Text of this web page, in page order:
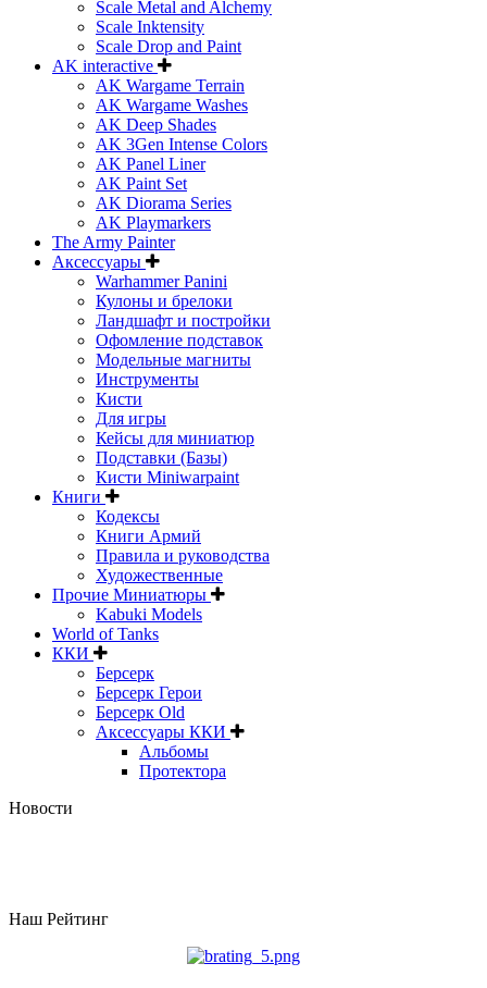
Scale Metal and Alchemy
Scale Inktensity
Scale Drop and Paint
AK interactive
AK Wargame Terrain
AK Wargame Washes
AK Deep Shades
AK 3Gen Intense Colors
AK Panel Liner
AK Paint Set
AK Diorama Series
AK Playmarkers
The Army Painter
Аксессуары
Warhammer Panini
Кулоны и брелоки
Ландшафт и постройки
Офомление подставок
Модельные магниты
Инструменты
Кисти
Для игры
Кейсы для миниатюр
Подставки (Базы)
Кисти Miniwarpaint
Книги
Кодексы
Книги Армий
Правила и руководства
Художественные
Прочие Миниатюры
Kabuki Models
World of Tanks
ККИ
Берсерк
Берсерк Герои
Берсерк Old
Аксессуары ККИ
Альбомы
Протектора
Новости
Наш Рейтинг